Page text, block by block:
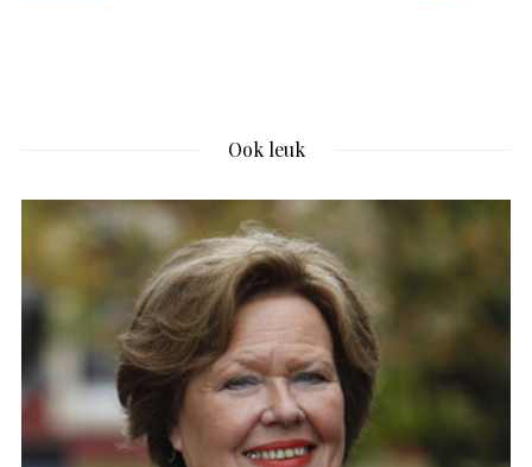
Ook leuk